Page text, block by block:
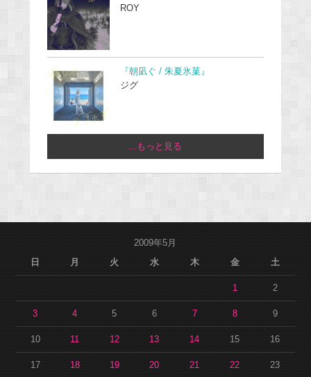
ROY
『朝凪ぐ / 朱夏氷菓』
ジグ
...もっと見る
2009年5月
日
月 火 水 木 金 土
1 2
3 4 5 6 7 8 9
10 11 12 13 14 15 16
17 18 19 20 21 22 23